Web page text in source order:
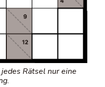
Rätsel nur eine